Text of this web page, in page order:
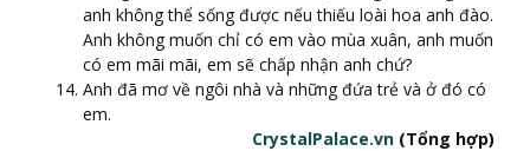
anh không thể sống được nếu thiếu loài hoa anh đào.
Anh không muốn chỉ có em vào mùa xuân, anh muốn
có em mãi mãi, em sẽ chấp nhận anh chứ?
Anh đã mơ về ngôi nhà và những đứa trẻ và ở đó có
em.
CrystalPalace.vn (Tổng hợp)